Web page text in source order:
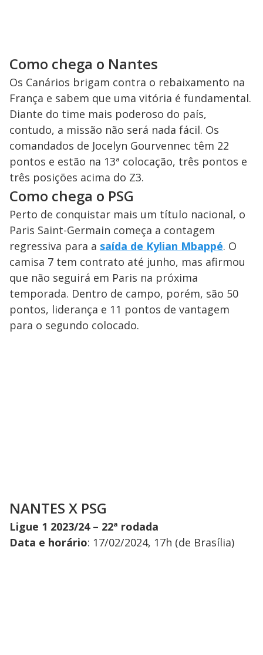
Como chega o Nantes
Os Canários brigam contra o rebaixamento na
França e sabem que uma vitória é fundamental.
Diante do time mais poderoso do país,
contudo, a missão não será nada fácil. Os
comandados de Jocelyn Gourvennec têm 22
pontos e estão na 13ª colocação, três pontos e
três posições acima do Z3.
Como chega o PSG
Perto de conquistar mais um título nacional, o
Paris Saint-Germain começa a contagem
regressiva para a saída de Kylian Mbappé. O
camisa 7 tem contrato até junho, mas afirmou
que não seguirá em Paris na próxima
temporada. Dentro de campo, porém, são 50
pontos, liderança e 11 pontos de vantagem
para o segundo colocado.
NANTES X PSG
Ligue 1 2023/24 – 22ª rodada
Data e horário: 17/02/2024, 17h (de Brasília)